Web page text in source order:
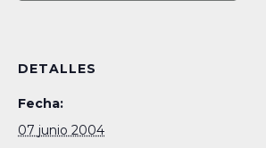
DETALLES
Fecha:
07 junio 2004